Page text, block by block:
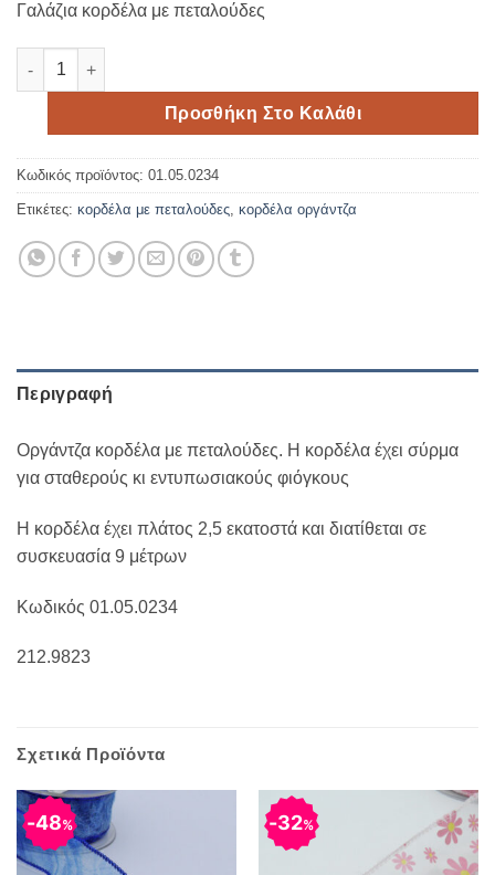
Γαλάζια κορδέλα με πεταλούδες
Οργάντζα κορδέλα με πεταλούδες 2,5cm*9meters ποσότητα
Προσθήκη Στο Καλάθι
Κωδικός προϊόντος: 01.05.0234
Ετικέτες: κορδέλα με πεταλούδες, κορδέλα οργάντζα
Περιγραφή
Οργάντζα κορδέλα με πεταλούδες. Η κορδέλα έχει σύρμα
για σταθερούς κι εντυπωσιακούς φιόγκους
Η κορδέλα έχει πλάτος 2,5 εκατοστά και διατίθεται σε
συσκευασία 9 μέτρων
Κωδικός 01.05.0234
212.9823
Σχετικά Προϊόντα
48% 32%